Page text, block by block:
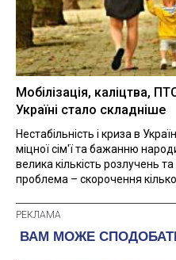
Мобілізація, каліцтва,
Україні стало складніше
Нестабільність і криза в
міцної сім'ї та бажанню
велика кількість розлучень
проблема – скорочення